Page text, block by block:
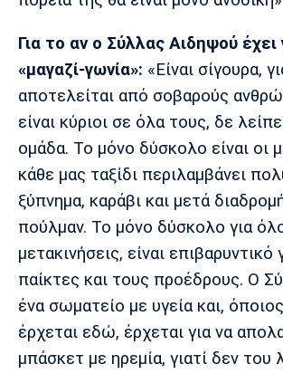
Για το αν ο Σύλλας Αιδηψού έχει
«μαγαζί-γωνία»: «Είναι σίγουρα,
αποτελείται από σοβαρούς
είναι κύριοι σε όλα τους, δε
ομάδα. Το μόνο δύσκολο είναι οι
κάθε μας ταξίδι περιλαμβάνει
ξύπνημα, καράβι και μετά
πούλμαν. Το μόνο δύσκολο για
μετακινήσεις, είναι επιβαρυντικό
παίκτες και τους προέδρους. Ο
ένα σωματείο με υγεία και,
έρχεται εδώ, έρχεται για να
μπάσκετ με ηρεμία, γιατί δεν του